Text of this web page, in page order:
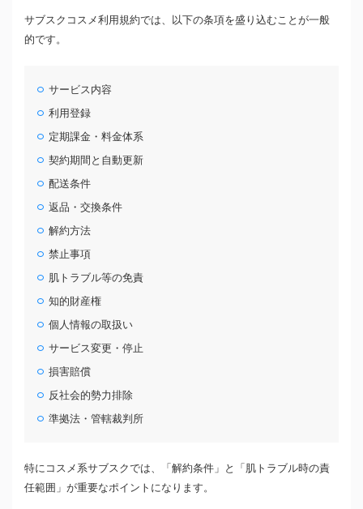
サブスクコスメ利用規約では、以下の条項を盛り込むことが一般
的です。
サービス内容
利用登録
定期課金・料金体系
契約期間と自動更新
配送条件
返品・交換条件
解約方法
禁止事項
肌トラブル等の免責
知的財産権
個人情報の取扱い
サービス変更・停止
損害賠償
反社会的勢力排除
準拠法・管轄裁判所
特にコスメ系サブスクでは、「解約条件」と「肌トラブル時の責
任範囲」が重要なポイントになります。